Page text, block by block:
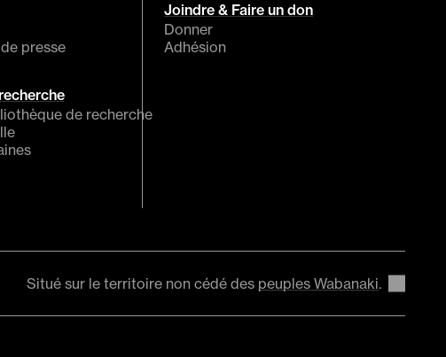
presse
Joindre & Faire un don
Donner
Adhésion
de recherche
Situé sur le territoire non cédé des peuples Wabanaki.